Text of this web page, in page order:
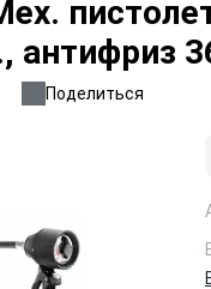
антифриз
Поделиться